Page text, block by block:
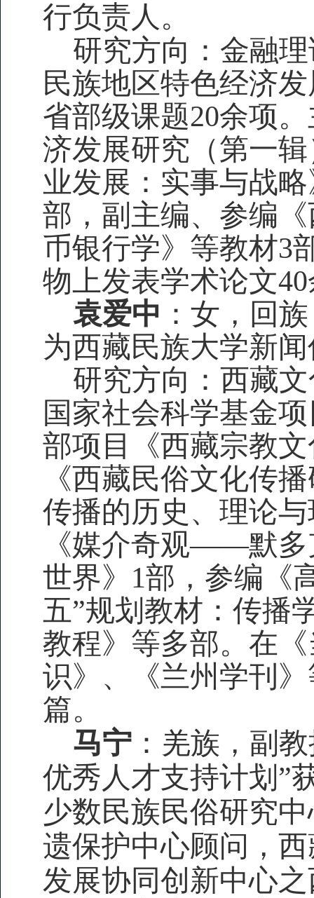
行负责人。
研究方向：金融
民族地区特色经济
省部级课题20余项
济发展研究（第一
业发展：实事与战
部，副主编、参编
币银行学》等教材3
物上发表学术论文
袁爱中 ：女，回
为西藏民族大学新
研究方向：西藏
国家社会科学基金
部项目《西藏宗教
《西藏民俗文化传
传播的历史、理论
《媒介奇观——默多
世界》1部，参编《
五”规划教材：传播
教程》等多部。在
识》、《兰州学刊
篇。
马宁：羌族，副
优秀人才支持计划”
少数民族民俗研究
遗保护中心顾问，
发展协同创新中心